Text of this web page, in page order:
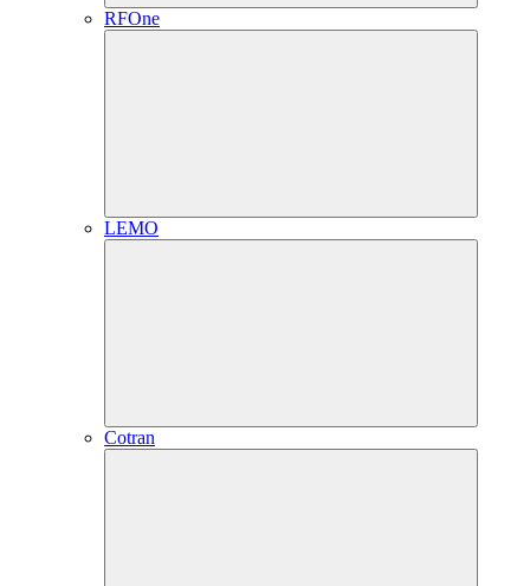
RFOne
LEMO
Cotran